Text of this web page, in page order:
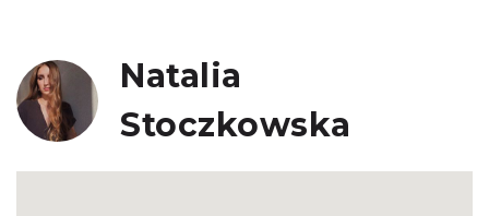
Natalia
Stoczkowska